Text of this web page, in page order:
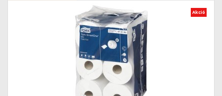
Akció